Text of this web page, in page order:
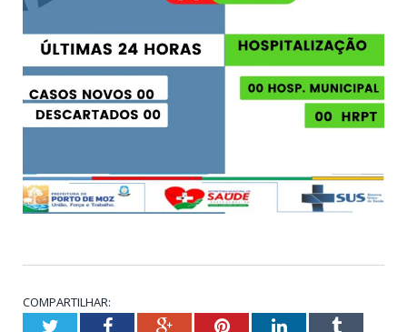
COMPARTILHAR:
TwitterFacebookGoogle+PinterestLinkedInTumblr